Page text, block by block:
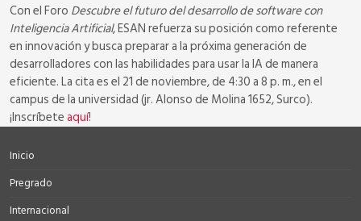
Con el Foro Descubre el futuro del desarrollo de software con
Inteligencia Artificial, ESAN refuerza su posición como referente
en innovación y busca preparar a la próxima generación de
desarrolladores con las habilidades para usar la IA de manera
eficiente. La cita es el 21 de noviembre, de 4:30 a 8 p. m., en el
campus de la universidad (jr. Alonso de Molina 1652, Surco).
¡Inscríbeteaquí!
Inicio
Pregrado
Internacional